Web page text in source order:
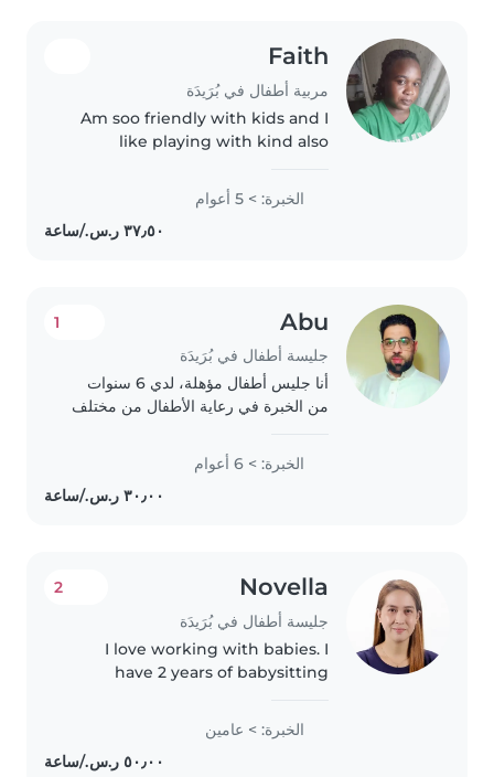
Faith
مربية أطفال في بُرَيدَة
Am soo friendly with kids and I
like playing with kind also
الخبرة: > 5 أعوام
Abu
جليسة أطفال في بُرَيدَة
1
أنا جليس أطفال مؤهلة، لدي 6 سنوات
من الخبرة في رعاية الأطفال من مختلف
المدرسة. لدي دبلوم صناعي وأتمتع
بقدرات في الرسم، القراءة، الحرف
الخبرة: > 6 أعوام
Novella
جليسة أطفال في بُرَيدَة
2
I love working with babies. I
have 2 years of babysitting
primarily with babies. I'm
looking forward to taking care of
your kids! You can contact..
الخبرة: > عامين